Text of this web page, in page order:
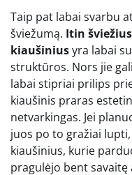
Taip pat labai svarbu
šviežumą. Itin
kiaušiniusyra labai
struktūros. Nors jie
labai stipriai prilips
kiaušinis praras
netvarkingas. Jei
juos po to gražiai
kiaušinius, kurie
pragulėjo bent savaitę